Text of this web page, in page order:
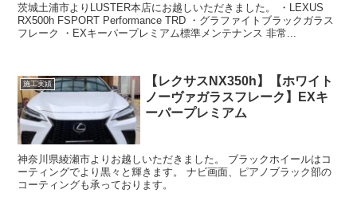
茨城土浦市よりLUSTER本店にお越しいただきました。 ・LEXUS
RX500h FSPORT Performance TRD ・グラファイトブラックガラス
フレーク ・EXキーパープレミアム標準メンテナンス 非常...
施工実績
【レクサスNX350h】【ホワイト
ノーヴァガラスフレーク】EXキ
ーパープレミアム
神奈川県綾瀬市よりお越しいただきました。 ブラックホイールはコ
ーティングでより黒々と輝きます。 ナビ画面、ピアノブラック部の
コーティングも承っております。